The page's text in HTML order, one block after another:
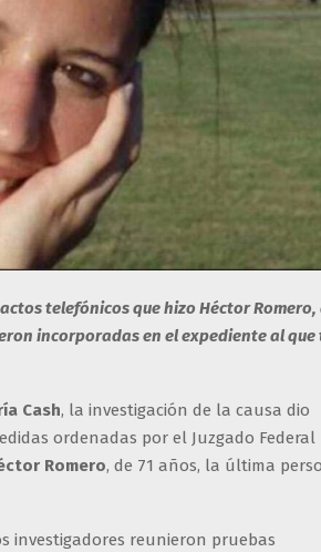
telefónicos que hizo Héctor Romero,
incorporadas en el expediente al que
Cash, la investigación de la causa dio
ordenadas por el Juzgado Federal
Romero, de 71 años, la última
investigadores reunieron pruebas